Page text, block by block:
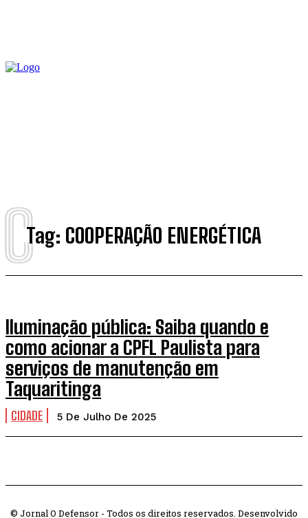
Tag: COOPERAÇÃO ENERGÉTICA
C
Iluminação pública: Saiba quando e
como acionar a CPFL Paulista para
serviços de manutenção em
Taquaritinga
CIDADE 5 De Julho De 2025
© Jornal O Defensor - Todos os direitos reservados. Desenvolvido